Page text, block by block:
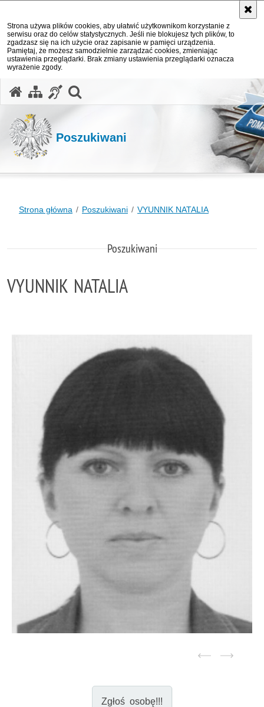
Strona używa plików cookies, aby ułatwić użytkownikom korzystanie z
serwisu oraz do celów statystycznych. Jeśli nie blokujesz tych plików, to
zgadzasz się na ich użycie oraz zapisanie w pamięci urządzenia.
Pamiętaj, że możesz samodzielnie zarządzać cookies, zmieniając
ustawienia przeglądarki. Brak zmiany ustawienia przeglądarki oznacza
wyrażenie zgody.
Poszukiwani
Strona główna Poszukiwani VYUNNIK NATALIA
Poszukiwani
VYUNNIK NATALIA
Zgłoś osobę!!!